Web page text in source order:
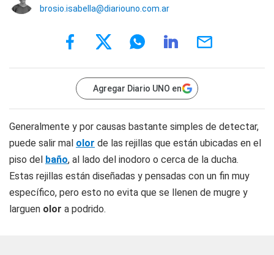
brosio.isabella@diariouno.com.ar
Agregar Diario UNO en
Generalmente y por causas bastante simples de detectar,
puede salir mal olor de las rejillas que están ubicadas en el
piso del baño, al lado del inodoro o cerca de la ducha.
Estas rejillas están diseñadas y pensadas con un fin muy
específico, pero esto no evita que se llenen de mugre y
larguen olor a podrido.